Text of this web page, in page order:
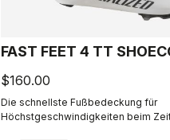
FAST FEET 4 TT
$160.00
Die schnellste Fußbedeckung für
Höchstgeschwindigkeiten beim